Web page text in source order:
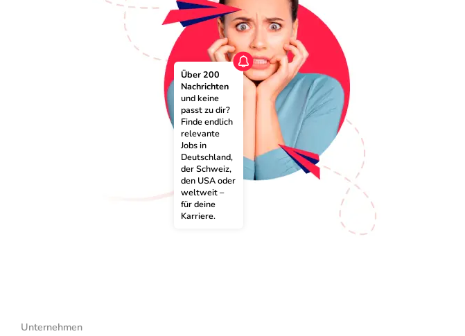
Über 200
Nachrichten
und keine
passt zu dir?
Finde endlich
relevante
Jobs in
Deutschland,
der Schweiz,
den USA oder
weltweit –
für deine
Karriere.
Unternehmen